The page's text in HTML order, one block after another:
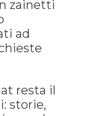
zainetti
ad
resta il
storie,